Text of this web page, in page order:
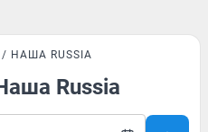
НАША RUSSIA
Russia